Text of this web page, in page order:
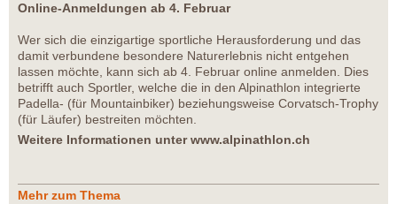
Online-Anmeldungen ab 4. Februar
Wer sich die einzigartige sportliche Herausforderung und das
damit verbundene besondere Naturerlebnis nicht entgehen
lassen möchte, kann sich ab 4. Februar online anmelden. Dies
betrifft auch Sportler, welche die in den Alpinathlon integrierte
Padella- (für Mountainbiker) beziehungsweise Corvatsch-Trophy
(für Läufer) bestreiten möchten.
Weitere Informationen unterwww.alpinathlon.ch
Mehr zum Thema